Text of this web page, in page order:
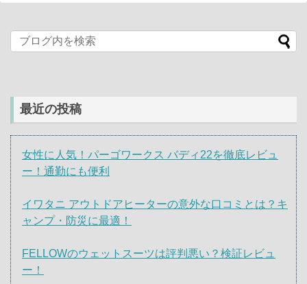
最近の投稿
女性に人気！パーゴワークス バディ22を徹底レビュ
ー！通勤にも便利
イワタニ アウトドアヒーターの意外な口コミとは？キ
ャンプ・防災に最適！
FELLOWのウェットスーツは評判悪い？検証レビュ
ー！